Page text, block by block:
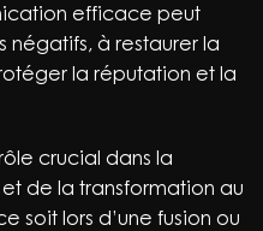
efficace peut
négatifs, à restaurer la
la réputation et la
crucial dans la
de la transformation au
soit lors d’une fusion ou